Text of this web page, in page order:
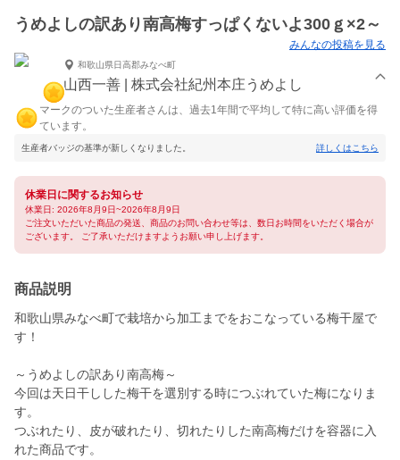
うめよしの訳あり南高梅すっぱくないよ300ｇ×2～
みんなの投稿を見る
和歌山県日高郡みなべ町
山西一善 | 株式会社紀州本庄うめよし
マークのついた生産者さんは、過去1年間で平均して特に高い評価を得
ています。
生産者バッジの基準が新しくなりました。 詳しくはこちら
休業日に関するお知らせ
休業日: 2026年8月9日~2026年8月9日
ご注文いただいた商品の発送、商品のお問い合わせ等は、数日お時間をいただく場合が
ございます。 ご了承いただけますようお願い申し上げます。
商品説明
和歌山県みなべ町で栽培から加工までをおこなっている梅干屋で
す！
～うめよしの訳あり南高梅～
今回は天日干しした梅干を選別する時につぶれていた梅になりま
す。
つぶれたり、皮が破れたり、切れたりした南高梅だけを容器に入
れた商品です。